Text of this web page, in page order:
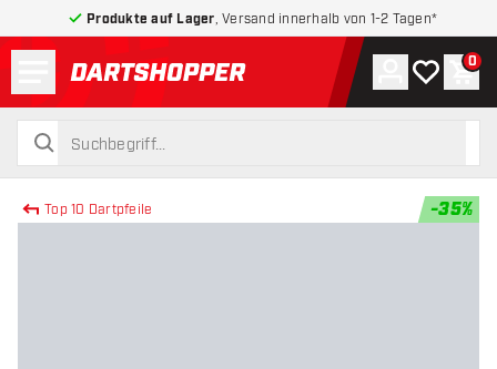
Produkte auf Lager , Versand innerhalb von 1-2 Tagen*
zurück zur Startseite
suchen
suchen
Konto
Meine 0
Top 10 Dartpfeile -35%